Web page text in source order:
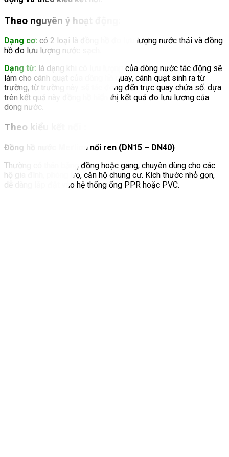
Theo nguyên ý hoạt động
Dạng cơ: có 2 loại là đồng hồ đo lưu lượng nước thải và đồng
hồ đo lưu lượng nước sạch.
Dạng từ: là dạng khi có lưu lượng của dòng nước tác động sẽ
làm cho cánh quạt của dồng hồ quay, cánh quạt sinh ra từ
trường, từ trường này sẽ tác đông đến trực quay chứa số. dựa
trên kết quả này đồng hồ hiển thị kết quả đo lưu lương của
dong nước.
Theo kiểu kết nối
Đồng hồ nước Merlion nối ren (DN15 – DN40)
Thường có thân bằng đồng hoặc gang, chuyên dùng cho các
hộ gia đình, phòng trọ, căn hộ chung cư. Kích thước nhỏ gọn,
dễ dàng lắp đặt vào hệ thống ống PPR hoặc PVC.